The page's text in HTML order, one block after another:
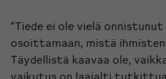
“Tiede ei ole vielä
osoittamaan, mistä ihmisten
Täydellistä kaavaa ole,
vaikutus on laajalti